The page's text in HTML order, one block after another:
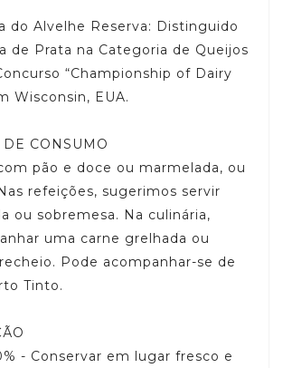
do Alvelhe Reserva: Distinguido
de Prata na Categoria de Queijos
“Championship of Dairy
Wisconsin, EUA.
DE CONSUMO
pão e doce ou marmelada, ou
refeições, sugerimos servir
ou sobremesa. Na culinária,
uma carne grelhada ou
Pode acompanhar-se de
Tinto.
- Conservar em lugar fresco e